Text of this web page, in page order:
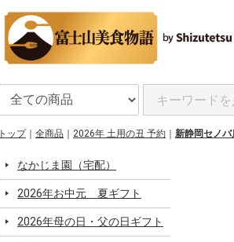
トップ
全商品 2026年 土用の丑 予約 新静岡セノバ
なかじま園（宅配）
2026年お中元 夏ギフト
2026年母の日・父の日ギフト